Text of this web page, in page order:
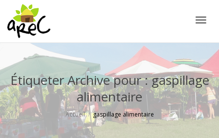
Étiqueter Archive pour : gaspillage
alimentaire
Accueil gaspillage alimentaire